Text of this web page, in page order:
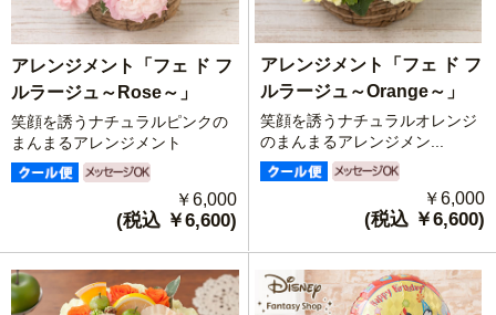
アレンジメント「フェ ド フ
ルラージュ～Rose～」
笑顔を誘うナチュラルピンクの
まんまるアレンジメント
￥6,000
(税込 ￥6,600)
アレンジメント「フェ ド フ
ルラージュ～Orange～」
笑顔を誘うナチュラルオレンジ
のまんまるアレンジメン...
￥6,000
(税込 ￥6,600)